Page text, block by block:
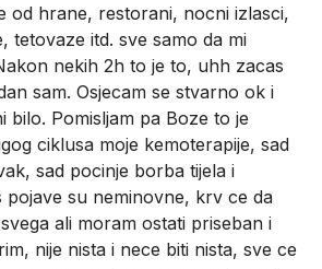
od hrane, restorani, nocni izlasci,
tetovaze itd. sve samo da mi
nekih 2h to je to, uhh zacas
sam. Osjecam se stvarno ok i
bilo. Pomisljam pa Boze to je
ciklusa moje kemoterapije, sad
sad pocinje borba tijela i
pojave su neminovne, krv ce da
ali moram ostati priseban i
nije nista i nece biti nista, sve ce